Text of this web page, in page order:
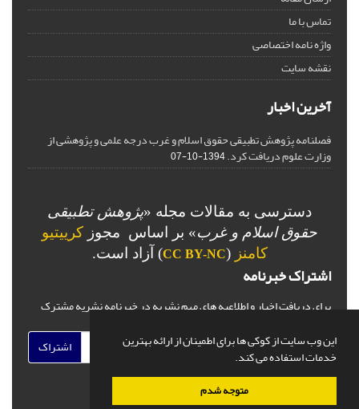
این وب سایت از کوکی ها برای اطمینان از ارائه بهترین
خدمات استفاده می کند.
متوجه شدم
تماس با ما
واژه نامه اختصاصی
نقشه سایت
آخرین اخبار
فصلنامه پژوهش تطبیقی حقوق اسلام و غرب درجه علمی و پژوهشی از
وزارت علوم دریافت کرد.1394-10-07
دسترسی به مقالات مجله «پژوهش تطبیقی
حقوق اسلام و غرب» بر اساس مجوز کرییتیو
کامنز (
CC BY-NC) آزاد است.
اشتراک خبرنامه
برای دریافت اخبار و اطلاعیه های مهم نشریه در خبرنامه نشریه مشترک
اشتراک